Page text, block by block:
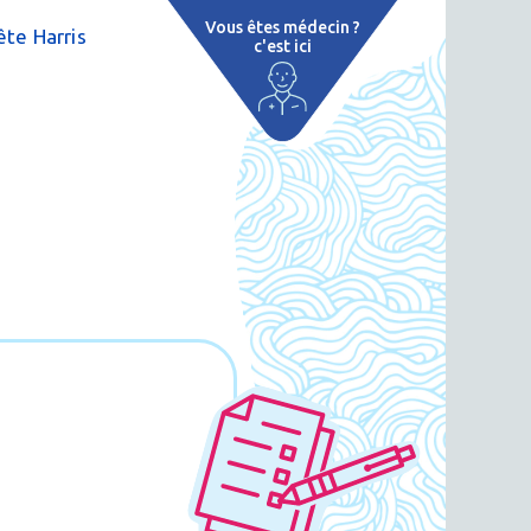
thermales
Harris
Vous êtes médecin ?
c'est ici